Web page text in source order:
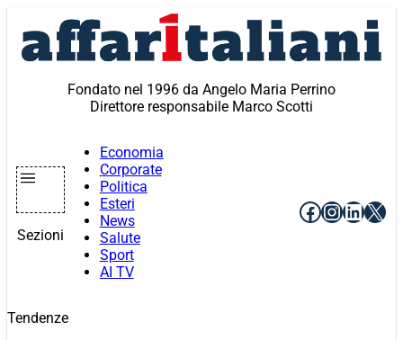
contenuto
Fondato nel 1996 da Angelo Maria Perrino
Direttore responsabile Marco Scotti
Sezioni
Economia
Corporate
Politica
Esteri
News
Salute
Sport
AI TV
Facebook
X
Tendenze